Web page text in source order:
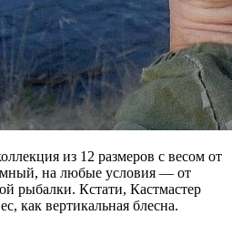
из 12 размеров с весом от
на любые условия — от
рыбалки. Кстати, Кастмастер
как вертикальная блесна.